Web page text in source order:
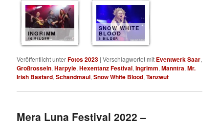
INGRIMM
10 BILDER
SNOW WHITE
BLOOD
8 BILDER
Veröffentlicht unterFotos 2023 |Verschlagwortet mit Eventwerk Saar,
Großrosseln,Harpyie,Hexentanz Festival,Ingrimm,Manntra,Mr.
Irish Bastard,Schandmaul,Snow White Blood,Tanzwut
Mera Luna Festival 2022 –